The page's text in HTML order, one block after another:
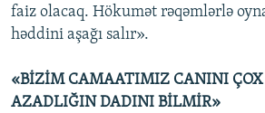
faiz olacaq. Hökumət rəqəmlərlə
həddini aşağı salır».
«BİZİM CAMAATIMIZ CANINI ÇOX
AZADLIĞIN DADINI BİLMİR»